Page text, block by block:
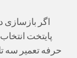
اگر بازسازی
پایتخت
حرفه تعمیر سه